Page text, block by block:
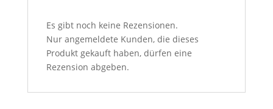
Es gibt noch keine Rezensionen.
Nur angemeldete Kunden, die dieses
Produkt gekauft haben, dürfen eine
Rezension abgeben.